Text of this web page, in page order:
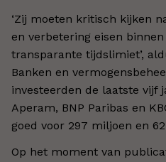
‘Zij moeten kritisch kijken
en verbetering eisen
transparante tijdslimiet’,
Banken en
investeerden de laatste vijf
Aperam, BNP Paribas en
goed voor 297 miljoen en
Op het moment van